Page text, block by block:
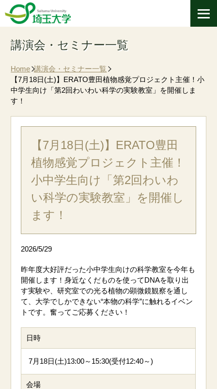
講演会・セミナー一覧
Home 講演会・セミナー一覧
【7月18日(土)】ERATO豊田植物感覚プロジェクト主催！小
中学生向け「第2回わいわい科学の実験教室」を開催しま
す！
【7月18日(土)】ERATO豊田
植物感覚プロジェクト主催！
小中学生向け「第2回わいわ
い科学の実験教室」を開催し
ます！
2026/5/29
昨年度大好評だった小中学生向けの科学教室を今年も
開催します！身近なくだものを使ってDNAを取り出
す実験や、研究室での光る植物の顕微鏡観察を通し
て、大学でしかできない“本物の科学”に触れるイベン
トです。奮ってご応募ください！
日時
7月18日(土)13:00～15:30(受付12:40～)
会場